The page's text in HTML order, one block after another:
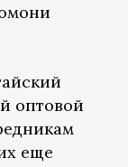
оптовой
еще